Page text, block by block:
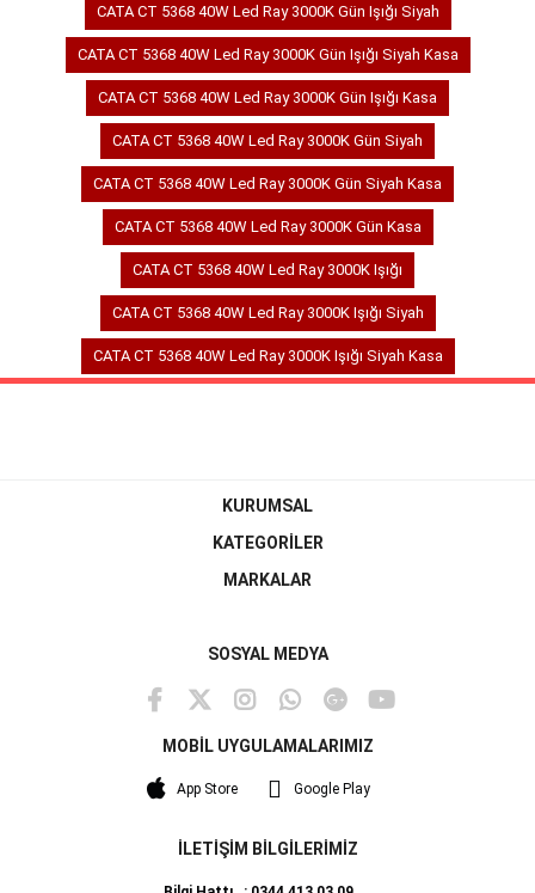
CATA CT 5368 40W Led Ray 3000K Gün Işığı Siyah
CATA CT 5368 40W Led Ray 3000K Gün Işığı Siyah Kasa
CATA CT 5368 40W Led Ray 3000K Gün Işığı Kasa
CATA CT 5368 40W Led Ray 3000K Gün Siyah
CATA CT 5368 40W Led Ray 3000K Gün Siyah Kasa
CATA CT 5368 40W Led Ray 3000K Gün Kasa
CATA CT 5368 40W Led Ray 3000K Işığı
CATA CT 5368 40W Led Ray 3000K Işığı Siyah
CATA CT 5368 40W Led Ray 3000K Işığı Siyah Kasa
KURUMSAL
KATEGORİLER
MARKALAR
SOSYAL MEDYA
MOBİL UYGULAMALARIMIZ
App Store Google Play
İLETİŞİM BİLGİLERİMİZ